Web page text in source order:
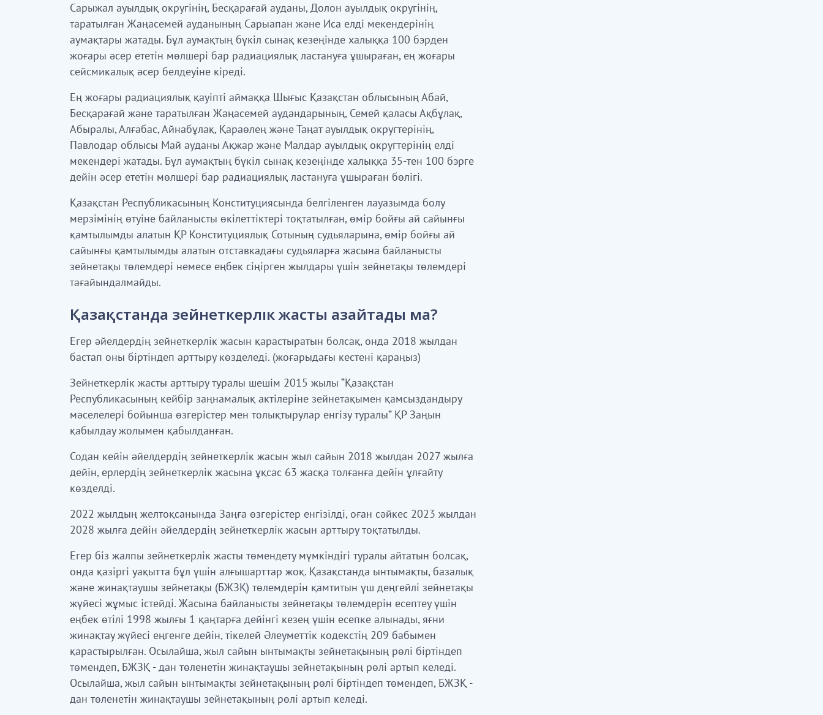
Сарыжал ауылдық округінің, Бесқарағай ауданы, Долон ауылдық округінің,
таратылған Жаңасемей ауданының Сарыапан және Иса елдi мекендерiнiң
аумақтары жатады. Бұл аумақтың бүкiл сынақ кезеңiнде халыққа 100 бэрден
жоғары әсер ететiн мөлшерi бар радиациялық ластануға ұшыраған, ең жоғары
сейсмикалық әсер белдеуiне кiреді.
Ең жоғары радиациялық қауіпті аймаққа Шығыс Қазақстан облысының Абай,
Бесқарағай және таратылған Жаңасемей аудандарының, Семей қаласы Ақбұлақ,
Абыралы, Алғабас, Айнабұлақ, Қараөлең және Таңат ауылдық округтерінің,
Павлодар облысы Май ауданы Ақжар және Малдар ауылдық округтерінің елдi
мекендерi жатады. Бұл аумақтың бүкiл сынақ кезеңiнде халыққа 35-тен 100 бэрге
дейiн әсер ететiн мөлшерi бар радиациялық ластануға ұшыраған бөлiгi.
Қазақстан Республикасының Конституциясында белгіленген лауазымда болу
мерзімінің өтуіне байланысты өкілеттіктері тоқтатылған, өмір бойғы ай сайынғы
қамтылымды алатын ҚР Конституциялық Сотының судьяларына, өмір бойғы ай
сайынғы қамтылымды алатын отставкадағы судьяларға жасына байланысты
зейнетақы төлемдері немесе еңбек сіңірген жылдары үшін зейнетақы төлемдері
тағайындалмайды.
Қазақстанда зейнеткерлік жасты азайтады ма?
Егер әйелдердің зейнеткерлік жасын қарастыратын болсақ, онда 2018 жылдан
бастап оны біртіндеп арттыру көзделеді. (жоғарыдағы кестені қараңыз)
Зейнеткерлік жасты арттыру туралы шешім 2015 жылы “Қазақстан
Республикасының кейбір заңнамалық актілеріне зейнетақымен қамсыздандыру
мәселелері бойынша өзгерістер мен толықтырулар енгізу туралы” ҚР Заңын
қабылдау жолымен қабылданған.
Содан кейін әйелдердің зейнеткерлік жасын жыл сайын 2018 жылдан 2027 жылға
дейін, ерлердің зейнеткерлік жасына ұқсас 63 жасқа толғанға дейін ұлғайту
көзделді.
2022 жылдың желтоқсанында Заңға өзгерістер енгізілді, оған сәйкес 2023 жылдан
2028 жылға дейін әйелдердің зейнеткерлік жасын арттыру тоқтатылды.
Егер біз жалпы зейнеткерлік жасты төмендету мүмкіндігі туралы айтатын болсақ,
онда қазіргі уақытта бұл үшін алғышарттар жоқ. Қазақстанда ынтымақты, базалық
және жинақтаушы зейнетақы (БЖЗҚ) төлемдерін қамтитын үш деңгейлі зейнетақы
жүйесі жұмыс істейді. Жасына байланысты зейнетақы төлемдерін есептеу үшін
еңбек өтілі 1998 жылғы 1 қаңтарға дейінгі кезең үшін есепке алынады, яғни
жинақтау жүйесі еңгенге дейін, тікелей Әлеуметтік кодекстің 209 бабымен
қарастырылған. Осылайша, жыл сайын ынтымақты зейнетақының рөлі біртіндеп
төмендеп, БЖЗҚ - дан төленетін жинақтаушы зейнетақының рөлі артып келеді.
Осылайша, жыл сайын ынтымақты зейнетақының рөлі біртіндеп төмендеп, БЖЗҚ -
дан төленетін жинақтаушы зейнетақының рөлі артып келеді.